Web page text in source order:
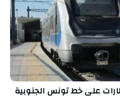
على خط تونس الجنوبية